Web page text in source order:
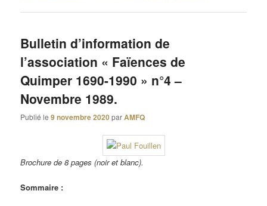
Bulletin d’information de
l’association « Faïences de
Quimper 1690-1990 » n°4 –
Novembre 1989.
Publié le9 novembre 2020parAMFQ
Brochure de 8 pages (noir et blanc).
Sommaire :